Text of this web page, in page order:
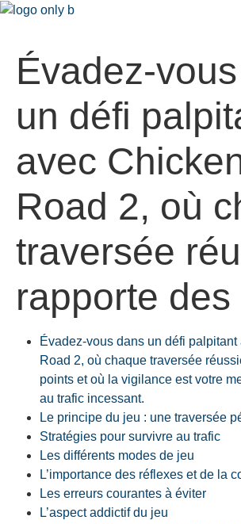
Évadez-
un défi
avec
Road 2, où
traversée
rapporte des
Évadez-vous dans un défi
Road 2, où chaque traversée
points et où la vigilance est votre
au trafic incessant.
Le principe du jeu : une traversée
Stratégies pour survivre au trafic
Les différents modes de jeu
L’importance des réflexes et de la
Les erreurs courantes à éviter
L’aspect addictif du jeu